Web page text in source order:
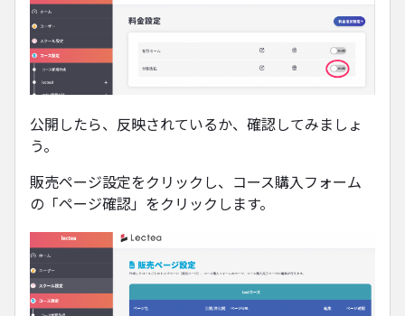
公開したら、反映されているか、確認してみましょ
う。
販売ページ設定をクリックし、コース購入フォーム
の「ページ確認」をクリックします。